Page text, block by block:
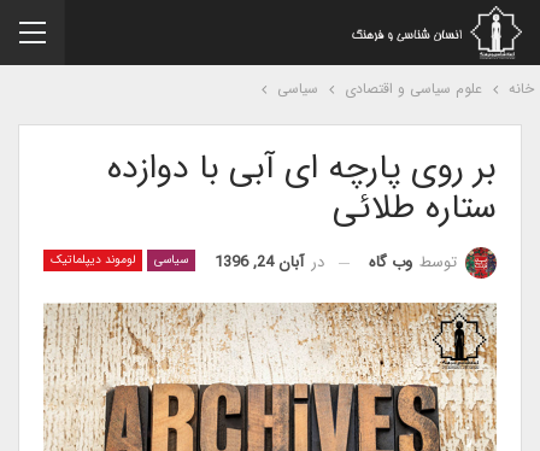
علوم سیاسی و اقتصادی سیاسی
بر روی پارچه ای آبی با دوازده
ستاره طلائی
سیاسی لوموند دیپلماتیک توسطوب گاه درآبان 24, 1396